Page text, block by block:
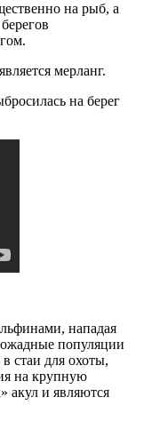
на рыб, а
мерланг.
на берег
нападая
популяции
стаи для охоты,
на крупную
акул и являются